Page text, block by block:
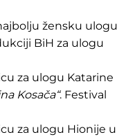
žensku ulogu
BiH za ulogu
za ulogu Katarine
Kosača“. Festival
za ulogu Hionije u